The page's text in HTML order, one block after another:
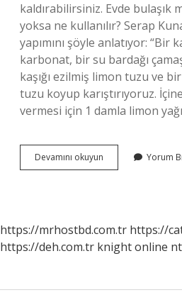
kaldırabilirsiniz. Evde bulaşık
yoksa ne kullanılır? Serap
yapımını şöyle anlatıyor: “Bir
karbonat, bir su bardağı
kaşığı ezilmiş limon tuzu ve
tuzu koyup karıştırıyoruz.
vermesi için 1 damla limon
Devamını okuyun
Makinesi
Yorum
https://mrhostbd.com.tr https://
https://deh.com.tr knight online